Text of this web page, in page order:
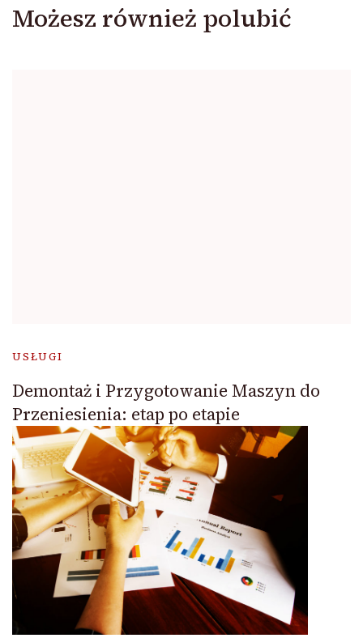
Możesz również polubić
USŁUGI
Demontaż i Przygotowanie Maszyn do
Przeniesienia: etap po etapie